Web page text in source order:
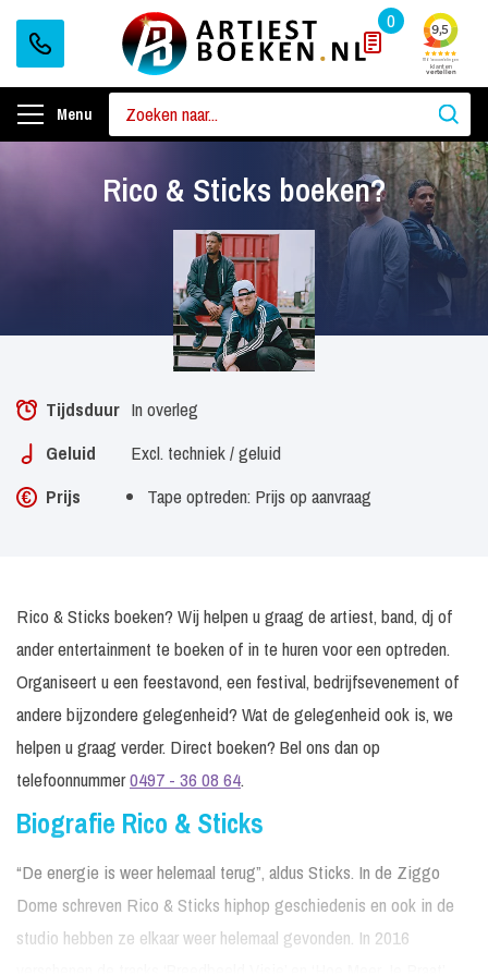
0
Menu
Rico & Sticks boeken?
Tijdsduur In overleg
Geluid
Excl. techniek / geluid
Prijs
Tape optreden: Prijs op aanvraag
Rico & Sticks boeken? Wij helpen u graag de artiest, band, dj of
ander entertainment te boeken of in te huren voor een optreden.
Organiseert u een feestavond, een festival, bedrijfsevenement of
andere bijzondere gelegenheid? Wat de gelegenheid ook is, we
helpen u graag verder. Direct boeken? Bel ons dan op
telefoonnummer0497 - 36 08 64.
Biografie Rico & Sticks
“De energie is weer helemaal terug”, aldus Sticks. In de Ziggo
Dome schreven Rico & Sticks hiphop geschiedenis en ook in de
studio hebben ze elkaar weer helemaal gevonden. In 2016